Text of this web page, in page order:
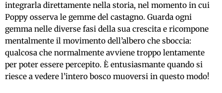
integrarla direttamente nella storia, nel momento in cui
Poppy osserva le gemme del castagno. Guarda ogni
gemma nelle diverse fasi della sua crescita e ricompone
mentalmente il movimento dell’albero che sboccia:
qualcosa che normalmente avviene troppo lentamente
per poter essere percepito. È entusiasmante quando si
riesce a vedere l’intero bosco muoversi in questo modo!